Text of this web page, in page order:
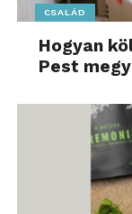
CSALÁD
Hogyan
Pest